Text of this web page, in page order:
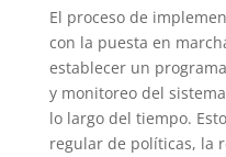
El proceso de
con la puesta en
establecer un
y monitoreo del
lo largo del tiempo.
regular de políticas, la